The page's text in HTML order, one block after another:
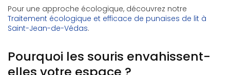
Pour une approche écologique, découvrez notre
Traitement écologique et efficace de punaises de lit à
Saint-Jean-de-Védas.
Pourquoi les souris envahissent-